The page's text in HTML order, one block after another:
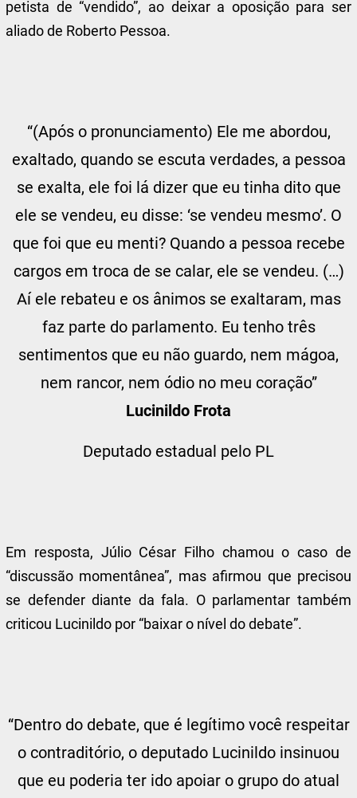
petista de “vendido”, ao deixar a oposição para ser
aliado de Roberto Pessoa.
“(Após o pronunciamento) Ele me abordou,
exaltado, quando se escuta verdades, a pessoa
se exalta, ele foi lá dizer que eu tinha dito que
ele se vendeu, eu disse: ‘se vendeu mesmo’. O
que foi que eu menti? Quando a pessoa recebe
cargos em troca de se calar, ele se vendeu. (…)
Aí ele rebateu e os ânimos se exaltaram, mas
faz parte do parlamento. Eu tenho três
sentimentos que eu não guardo, nem mágoa,
nem rancor, nem ódio no meu coração”
Lucinildo Frota
Deputado estadual pelo PL
Em resposta, Júlio César Filho chamou o caso de
“discussão momentânea”, mas afirmou que precisou
se defender diante da fala. O parlamentar também
criticou Lucinildo por “baixar o nível do debate”.
“Dentro do debate, que é legítimo você respeitar
o contraditório, o deputado Lucinildo insinuou
que eu poderia ter ido apoiar o grupo do atual